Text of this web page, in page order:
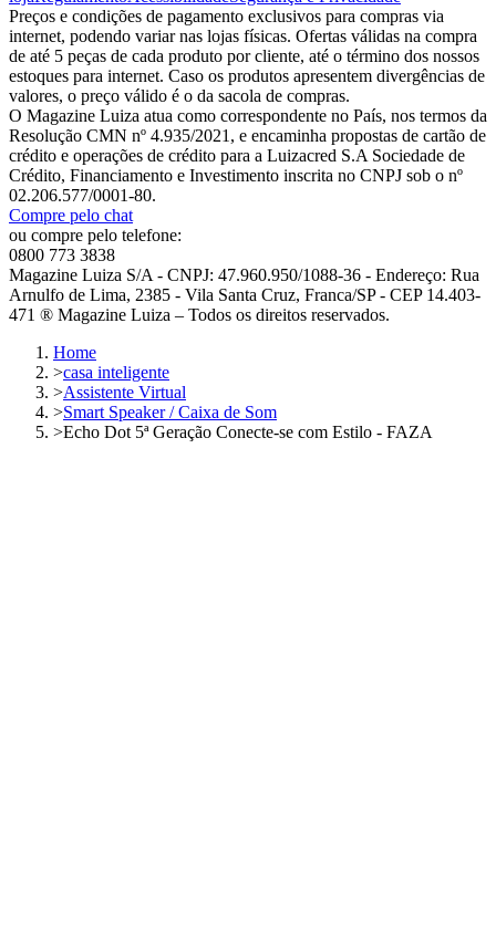
Preços e condições de pagamento exclusivos para compras via
internet, podendo variar nas lojas físicas. Ofertas válidas na compra
de até 5 peças de cada produto por cliente, até o término dos nossos
estoques para internet. Caso os produtos apresentem divergências de
valores, o preço válido é o da sacola de compras.
O Magazine Luiza atua como correspondente no País, nos termos da
Resolução CMN nº 4.935/2021, e encaminha propostas de cartão de
crédito e operações de crédito para a Luizacred S.A Sociedade de
Crédito, Financiamento e Investimento inscrita no CNPJ sob o nº
02.206.577/0001-80.
Compre pelo chat
ou compre pelo telefone:
0800 773 3838
Magazine Luiza S/A - CNPJ: 47.960.950/1088-36 - Endereço: Rua
Arnulfo de Lima, 2385 - Vila Santa Cruz, Franca/SP - CEP 14.403-
471 ® Magazine Luiza – Todos os direitos reservados.
Home
>casa inteligente
>Assistente Virtual
>Smart Speaker / Caixa de Som
>Echo Dot 5ª Geração Conecte-se com Estilo - FAZA